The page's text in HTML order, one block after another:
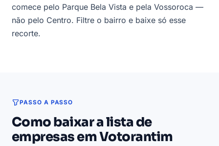
comece pelo Parque Bela Vista e pela Vossoroca —
não pelo Centro. Filtre o bairro e baixe só esse
recorte.
PASSO A PASSO
Como baixar a lista de
empresas em Votorantim